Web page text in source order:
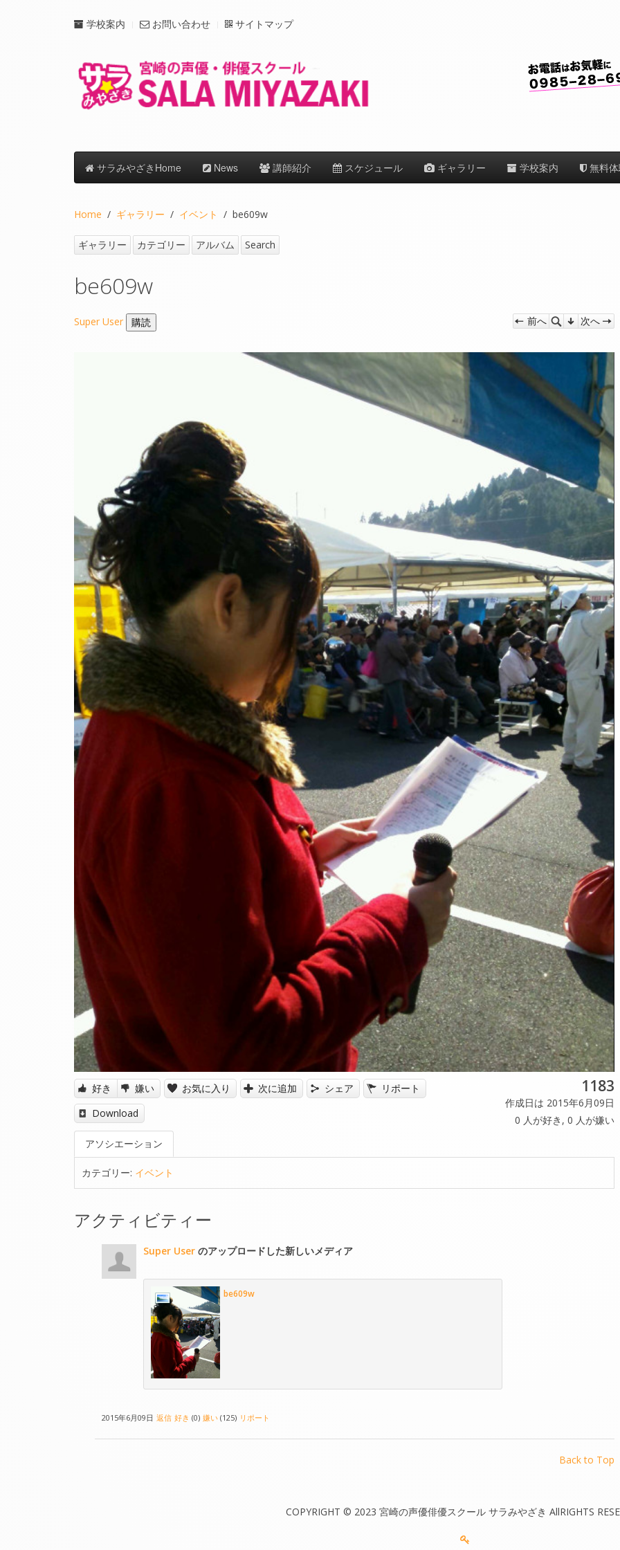
学校案内 お問い合わせ サイトマップ
サラみやざきHome News 講師紹介 スケジュール ギャラリー 学校案内 無料
Home ギャラリー イベント be609w
ギャラリー カテゴリー アルバム Search
be609w
Super User 前へ 次へ
1183
作成日は 2015年6月09日
0 人が好き, 0 人が嫌い
好き 嫌い お気に入り 次に追加 シェア
リポート
Download
アソシエーション
カテゴリー: イベント
アクティビティー
Super User のアップロードした新しいメディア
be609w
2015年6月09日 返信 好き (0) 嫌い (125) リポート
Back to Top
COPYRIGHT © 2023 宮崎の声優俳優スクール サラみやざき AllRIGHTS